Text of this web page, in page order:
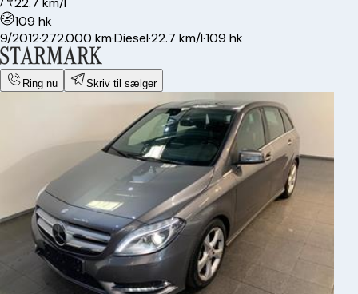
109 hk
9/2012·272.000 km·Diesel·22.7 km/l·109 hk
Ring nu Skriv til sælger